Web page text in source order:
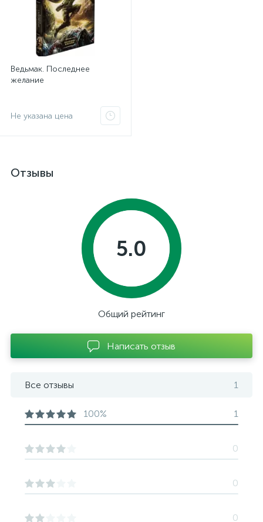
Ведьмак. Последнее
желание
Не указана цена
Отзывы
5.0
Общий рейтинг
Написать отзыв
Все отзывы 1
100% 1
0
0
0